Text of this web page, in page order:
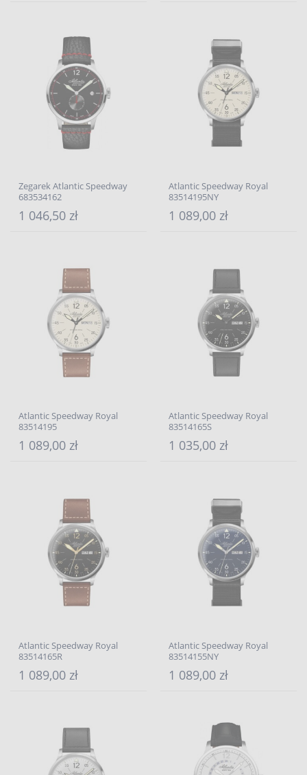
Zegarek Atlantic Speedway
683534162
1 046,50 zł
Atlantic Speedway Royal
83514195NY
1 089,00 zł
Atlantic Speedway Royal
83514195
1 089,00 zł
Atlantic Speedway Royal
83514165S
1 035,00 zł
Atlantic Speedway Royal
83514165R
1 089,00 zł
Atlantic Speedway Royal
83514155NY
1 089,00 zł